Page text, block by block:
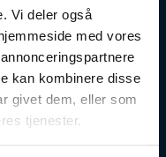
Vi deler også
med vores
kan kombinere disse
givet dem, eller som
tjenester.
helt eksternt via
Learning. Som
sætte træningen på
gang, du logger
at gennemføre